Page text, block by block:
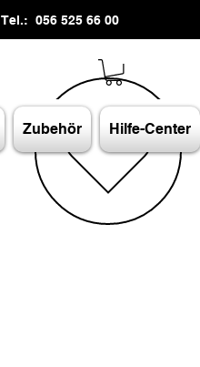
Tel.: 056 525 66 00
Zubehör Hilfe-Center